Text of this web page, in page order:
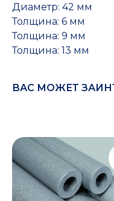
Диаметр: 42 мм
Толщина: 6 мм
Толщина: 9 мм
Толщина: 13 мм
ВАС МОЖЕТ